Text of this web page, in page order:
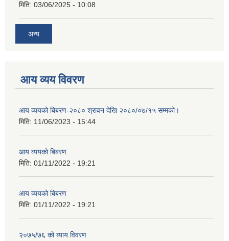
मिति: 03/06/2025 - 10:08
अन्य
आय व्यय विवरण
आय व्ययको बिबरण-२०८० श्रावन देखि २०८०/०७/१५ सम्मको।
मिति: 11/06/2023 - 15:44
आय व्ययको बिबरण
मिति: 01/11/2022 - 19:21
आय व्ययको बिबरण
मिति: 01/11/2022 - 19:21
२०७५/७६ को ब्याय विवरण